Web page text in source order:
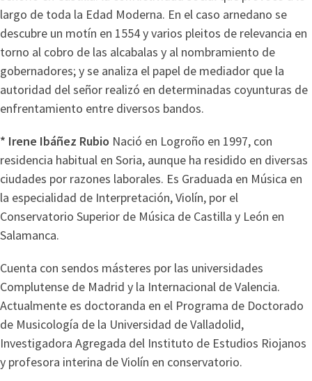
largo de toda la Edad Moderna. En el caso arnedano se
descubre un motín en 1554 y varios pleitos de relevancia en
torno al cobro de las alcabalas y al nombramiento de
gobernadores; y se analiza el papel de mediador que la
autoridad del señor realizó en determinadas coyunturas de
enfrentamiento entre diversos bandos.
* Irene Ibáñez Rubio Nació en Logroño en 1997, con
residencia habitual en Soria, aunque ha residido en diversas
ciudades por razones laborales. Es Graduada en Música en
la especialidad de Interpretación, Violín, por el
Conservatorio Superior de Música de Castilla y León en
Salamanca.
Cuenta con sendos másteres por las universidades
Complutense de Madrid y la Internacional de Valencia.
Actualmente es doctoranda en el Programa de Doctorado
de Musicología de la Universidad de Valladolid,
Investigadora Agregada del Instituto de Estudios Riojanos
y profesora interina de Violín en conservatorio.